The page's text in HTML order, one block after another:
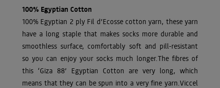
100% Egyptian Cotton
100% Egyptian 2 ply Fil d’Ecosse cotton yarn, these yarn
have a long staple that makes socks more durable and
smoothless surface, comfortably soft and pill-resistant
so you can enjoy your socks much longer.The fibres of
this ‘Giza 88’ Egyptian Cotton are very long, which
means that they can be spun into a very fine yarn.Viccel